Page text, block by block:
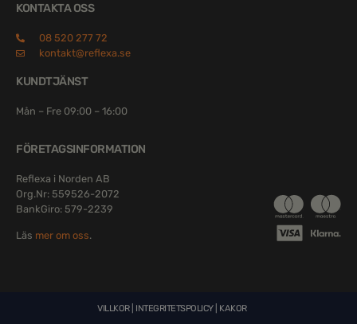
KONTAKTA OSS
08 520 277 72
kontakt@reflexa.se
KUNDTJÄNST
Mån – Fre 09:00 – 16:00
FÖRETAGSINFORMATION
Reflexa i Norden AB
Org.Nr: 559526-2072
BankGiro: 579-2239
Läs mer om oss.
VILLKOR| INTEGRITETSPOLICY| KAKOR